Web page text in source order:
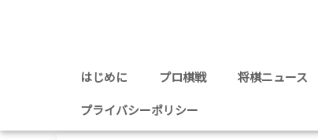
はじめに プロ棋戦 将棋ニュース
プライバシーポリシー